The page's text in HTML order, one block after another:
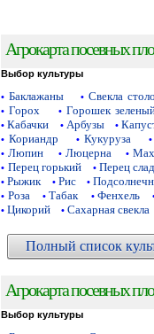
Агрокарта посевных
Выбор культуры
• Баклажаны • Свекла
• Горох • Горошек
• Кабачки • Арбузы •
• Кориандр • Кукуруза •
• Люпин • Люцерна •
• Перец горький • Перец
• Рыжик • Рис •
• Роза • Табак • Фенхель
• Цикорий • Сахарная свекла
Полный список
Агрокарта посевных
Выбор культуры